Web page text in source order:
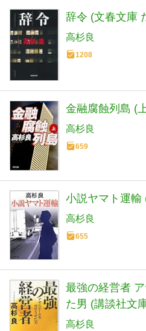
辞令 (文春文庫
高杉良
1208
金融腐蝕列島 (
高杉良
659
小説ヤマト運輸
高杉良
655
最強の経営者
た男 (講談社文
高杉良